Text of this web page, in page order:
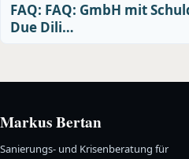
FAQ: FAQ: GmbH mit
Due Dili…
Markus Bertan
Sanierungs- und Krisenberatung für